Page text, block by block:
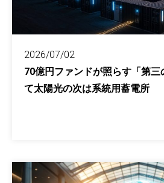
2026/07/02
70億円ファンドが照らす「第
て太陽光の次は系統用蓄電所